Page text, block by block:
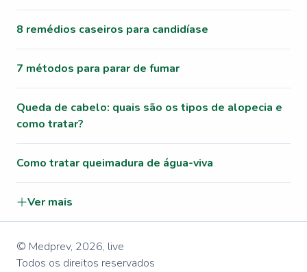
8 remédios caseiros para candidíase
7 métodos para parar de fumar
Queda de cabelo: quais são os tipos de alopecia e
como tratar?
Como tratar queimadura de água-viva
Ver mais
© Medprev, 2026, live
Todos os direitos reservados